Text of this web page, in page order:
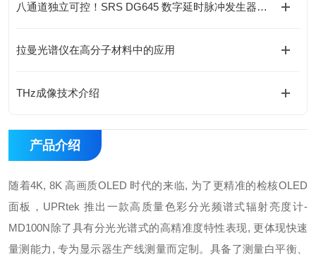
八通道独立可控！SRS DG645 数字延时脉冲发生器同步多台激光设备
拉曼光谱仪在高分子材料中的应用
THz成像技术介绍
产品介绍
随着4K, 8K 高画质OLED 时代的来临, 为了更精准的检核OLED
面板，UPRtek 推出一款高质量色彩分光频谱式辐射亮度计-
MD100N除了具有分光光谱式的高精准度特性表现, 更体现快速
量测能力, 专为显示器生产线测量而定制。具备了测量白平衡、